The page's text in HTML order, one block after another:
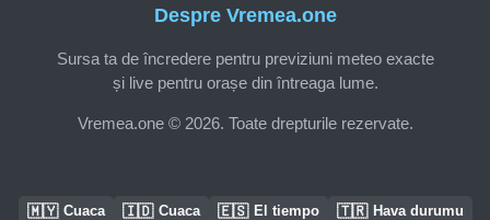
Despre Vremea.one
Sursa ta de încredere pentru previziuni meteo exacte
și live pentru orașe din întreaga lume.
Vremea.one © 2026. Toate drepturile rezervate.
🇲🇾 Cuaca 🇮🇩 Cuaca 🇪🇸 El tiempo 🇹🇷 Hava durumu